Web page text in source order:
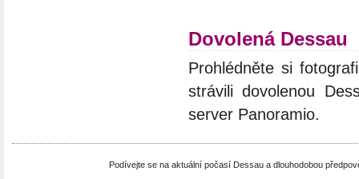
Dovolená Dessau
Prohlédněte si
strávili dovolenou
server Panoramio.
Podívejte se na aktuální počasí Dessau a dlouhodobou